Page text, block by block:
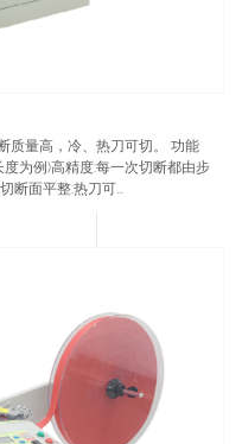
质量高，冷、热刀可切。 功能
为例)高精度:每一次切断都由步
断面平整:热刀可...